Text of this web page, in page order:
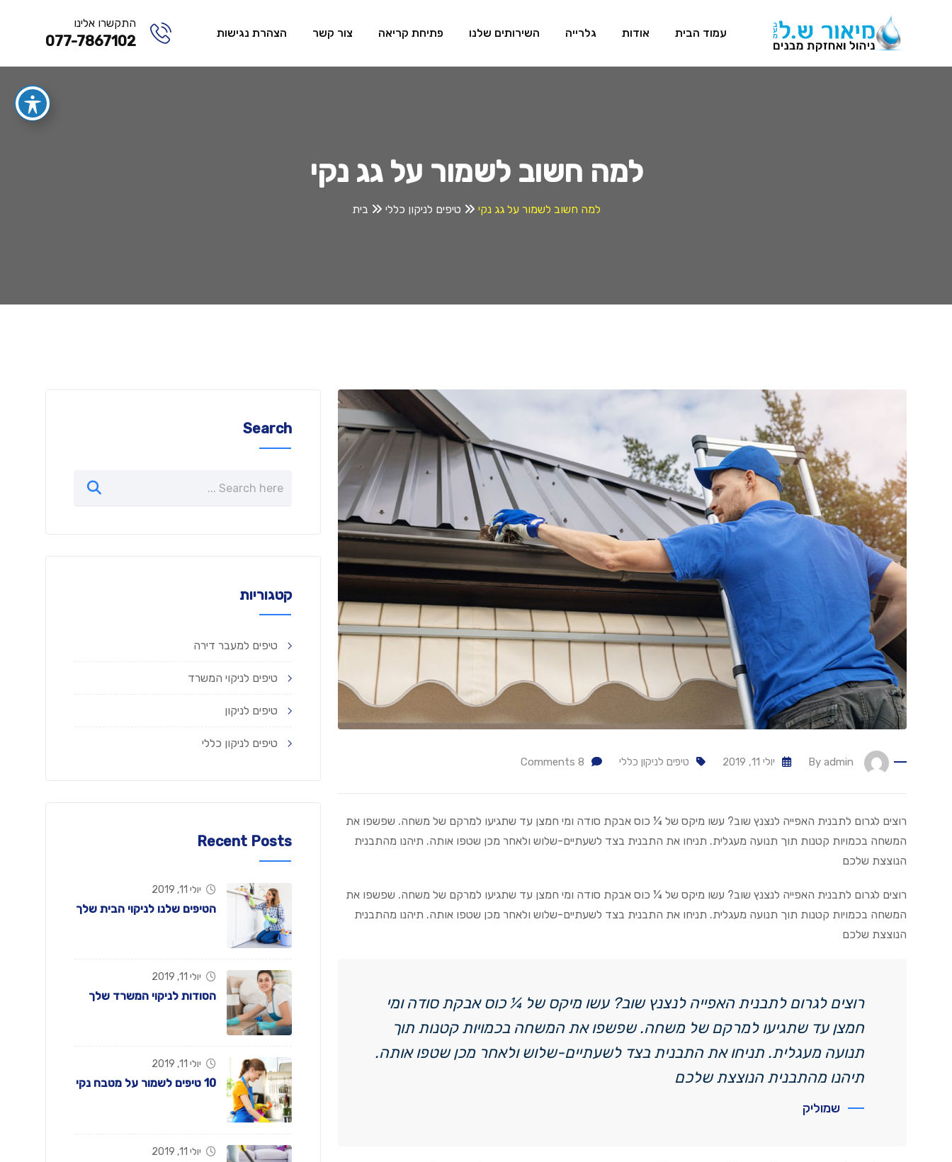
עמוד הבית אודות גלרייה השירותים שלנו פתיחת קריאה צור קשר הצהרת נגישות
התקשרו אלינו
077-7867102
למה חשוב לשמור על גג נקי
למה חשוב לשמור על גג נקי טיפים לניקון כללי בית
By admin יולי 11, 2019 טיפים לניקון כללי 8
רוצים לגרום לתבנית האפייה לנצנץ שוב? עשו מיקס של ¼ כוס אבקת סודה ומי חמצן עד שתגיעו למרקם של משחה. שפשפו את
המשחה בכמויות קטנות תוך תנועה מעגלית. תניחו את התבנית בצד לשעתיים-שלוש ולאחר מכן שטפו אותה. תיהנו מהתבנית
הנוצצת שלכם
רוצים לגרום לתבנית האפייה לנצנץ שוב? עשו מיקס של ¼ כוס אבקת סודה ומי חמצן עד שתגיעו למרקם של משחה. שפשפו את
המשחה בכמויות קטנות תוך תנועה מעגלית. תניחו את התבנית בצד לשעתיים-שלוש ולאחר מכן שטפו אותה. תיהנו מהתבנית
הנוצצת שלכם
רוצים לגרום לתבנית האפייה לנצנץ שוב? עשו מיקס של ¼ כוס אבקת סודה ומי
חמצן עד שתגיעו למרקם של משחה. שפשפו את המשחה בכמויות קטנות תוך
תנועה מעגלית. תניחו את התבנית בצד לשעתיים-שלוש ולאחר מכן שטפו אותה.
תיהנו מהתבנית הנוצצת שלכם
שמוליק
Search
קטגוריות
טיפים למעבר דירה
טיפים לניקוי המשרד
טיפים לניקון
טיפים לניקון כללי
Recent Posts
יולי 11, 2019
הטיפים שלנו לניקוי הבית שלך
יולי 11, 2019
הסודות לניקוי המשרד שלך
יולי 11, 2019
10 טיפים לשמור על מטבח נקי
יולי 11, 2019